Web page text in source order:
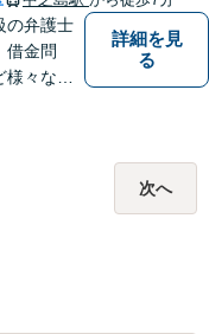
の弁護士
借金問
々な問
詳細を見
る
次へ